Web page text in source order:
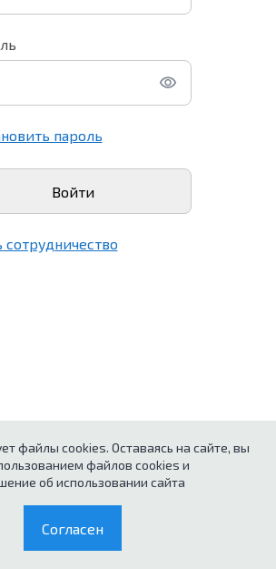
пароль
сотрудничество
файлы cookies. Оставаясь на сайте, вы
файлов cookies и
об использовании сайта
Согласен